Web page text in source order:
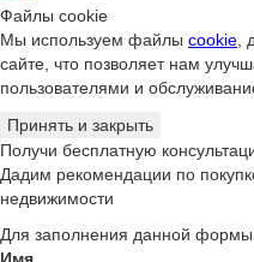
Файлы cookie
Мы используем файлы cookie,
сайте, что позволяет нам
пользователями и
Принять и закрыть
Получи бесплатную
Дадим рекомендации по
недвижимости
Для заполнения данной формы